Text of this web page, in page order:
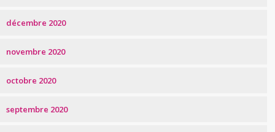
décembre 2020
novembre 2020
octobre 2020
septembre 2020